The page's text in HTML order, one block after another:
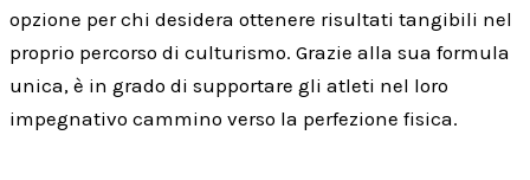
opzione per chi desidera ottenere risultati tangibili nel
proprio percorso di culturismo. Grazie alla sua formula
unica, è in grado di supportare gli atleti nel loro
impegnativo cammino verso la perfezione fisica.